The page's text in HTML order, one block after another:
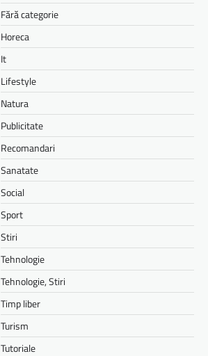
Fără categorie
Horeca
It
Lifestyle
Natura
Publicitate
Recomandari
Sanatate
Social
Sport
Stiri
Tehnologie
Tehnologie, Stiri
Timp liber
Turism
Tutoriale